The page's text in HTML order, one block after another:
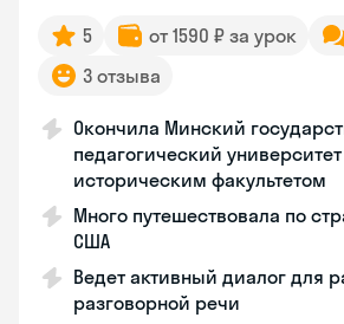
5 от 1590 ₽ за урок
3 отзыва
Окончила Минский
педагогический
историческим факультетом
Много путешествовала по
США
Ведет активный диалог для
разговорной речи